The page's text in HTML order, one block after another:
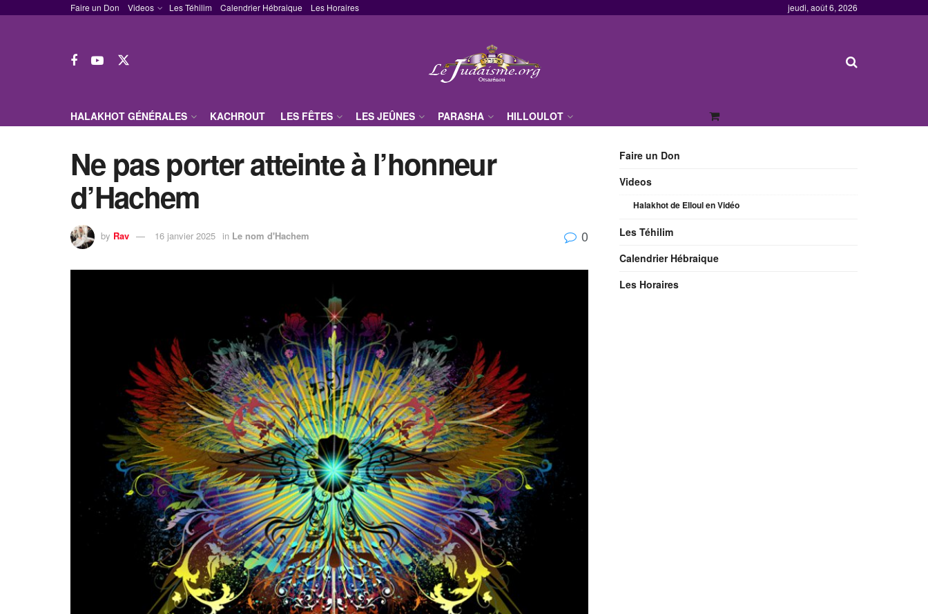
Faire un Don Videos Les Téhilim Calendrier Hébraique Les Horaires jeudi, août 6, 2026
HALAKHOT GÉNÉRALES KACHROUT LES FÊTES LES JEÛNES PARASHA HILLOULOT
Ne pas porter atteinte à l’honneur
d’Hachem
by Rav 16 janvier 2025 in Le nom d'Hachem 0
Faire un Don
Videos
Halakhot de Elloul en Vidéo
Les Téhilim
Calendrier Hébraique
Les Horaires